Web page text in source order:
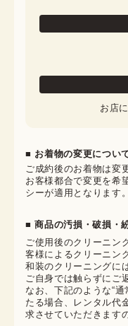
お店
■ お着物の変更につい
ご成約後のお着物は変
お客様都合で変更を希
シーが適用となります。
■ 商品の汚損・破損・
ご使用後のクリーニン
客様によるクリーニン
和装のクリーニングに
ご自身では触らずにご
なお、下記のような“
たる場合、レンタル代
求させていただきます